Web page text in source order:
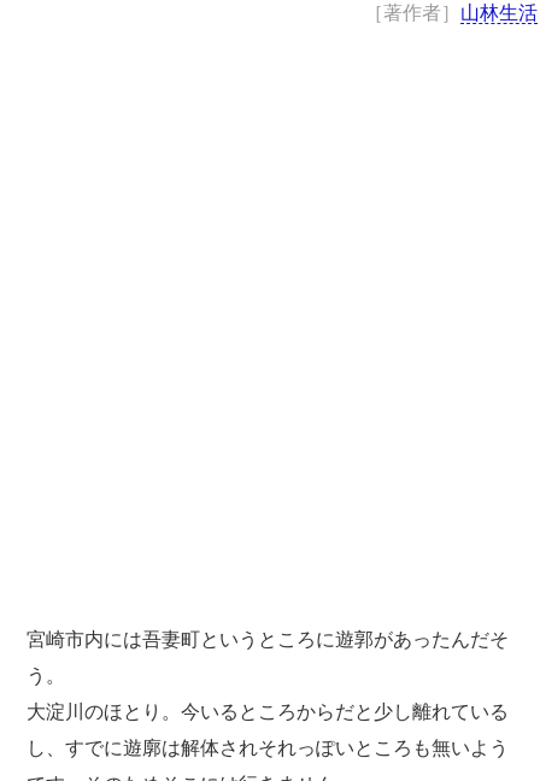
［著作者］ 山林生活
宮崎市内には吾妻町というところに遊郭があったんだそ
う。
大淀川のほとり。今いるところからだと少し離れている
し、すでに遊廓は解体されそれっぽいところも無いよう